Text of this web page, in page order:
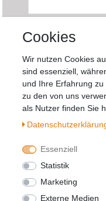
Honig
Hiermit
Einwilligung
** Hierbei
Cookies
Wir nutzen Cookies
sind essenziell,
und Ihre Erfahrung
zu den von uns
als Nutzer finden Sie
Essenziell
Statistik
Marketing
Externe Medien